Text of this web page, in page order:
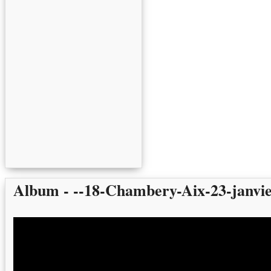
Album - --18-Chambery-Aix-23-